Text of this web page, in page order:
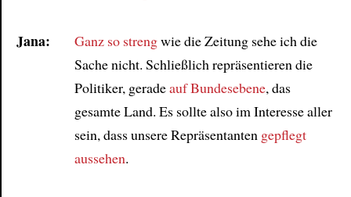
Jana: Ganz so strengwie die Zeitung sehe ich die
Sache nicht. Schließlich repräsentieren die
Politiker, geradeauf Bundesebene, das
gesamte Land. Es sollte also im Interesse aller
sein, dass unsere Repräsentanten gepflegt
aussehen.